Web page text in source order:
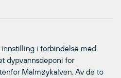
i forbindelse med
dypvannsdeponi for
Malmøykalven. Av de to